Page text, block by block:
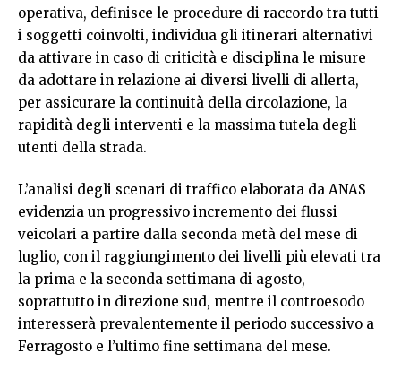
operativa, definisce le procedure di raccordo tra tutti
i soggetti coinvolti, individua gli itinerari alternativi
da attivare in caso di criticità e disciplina le misure
da adottare in relazione ai diversi livelli di allerta,
per assicurare la continuità della circolazione, la
rapidità degli interventi e la massima tutela degli
utenti della strada.
L’analisi degli scenari di traffico elaborata da ANAS
evidenzia un progressivo incremento dei flussi
veicolari a partire dalla seconda metà del mese di
luglio, con il raggiungimento dei livelli più elevati tra
la prima e la seconda settimana di agosto,
soprattutto in direzione sud, mentre il controesodo
interesserà prevalentemente il periodo successivo a
Ferragosto e l’ultimo fine settimana del mese.